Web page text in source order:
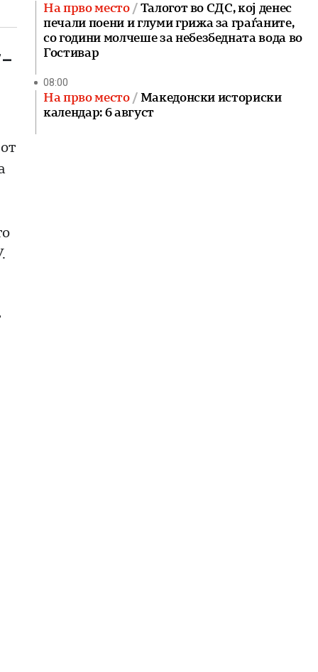
На прво место
Талогот во СДС, кој денес
печали поени и глуми грижа за граѓаните,
со години молчеше за небезбедната вода во
Гостивар
08:00
На прво место
Македонски историски
календар: 6 август